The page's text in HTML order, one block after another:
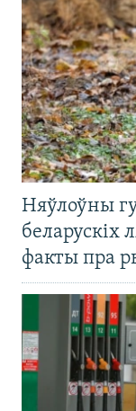
Няўлоўны
беларускіх
факты пра